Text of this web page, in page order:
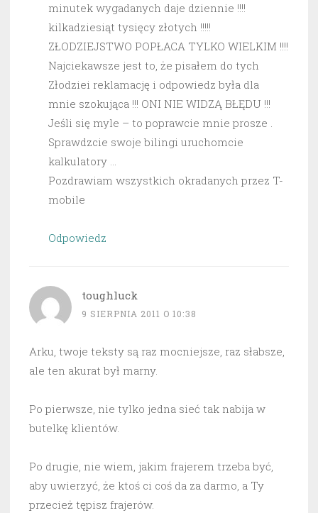
minutek wygadanych daje dziennie !!!!
kilkadziesiąt tysięcy złotych !!!!!
ZŁODZIEJSTWO POPŁACA TYLKO WIELKIM !!!!
Najciekawsze jest to, że pisałem do tych
Złodziei reklamację i odpowiedz była dla
mnie szokująca !!! ONI NIE WIDZĄ BŁĘDU !!!
Jeśli się myle – to poprawcie mnie prosze .
Sprawdzcie swoje bilingi uruchomcie
kalkulatory …
Pozdrawiam wszystkich okradanych przez T-
mobile
Odpowiedz
toughluck
9 SIERPNIA 2011 O 10:38
Arku, twoje teksty są raz mocniejsze, raz słabsze,
ale ten akurat był marny.
Po pierwsze, nie tylko jedna sieć tak nabija w
butelkę klientów.
Po drugie, nie wiem, jakim frajerem trzeba być,
aby uwierzyć, że ktoś ci coś da za darmo, a Ty
przecież tępisz frajerów.